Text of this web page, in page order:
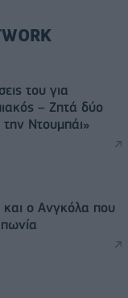
του για
– Ζητά δύο
Ντουμπάι»
και ο Ανγκόλα που